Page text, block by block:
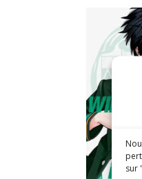
sur